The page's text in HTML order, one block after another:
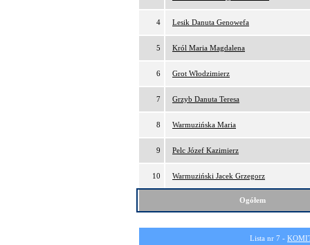
4 Lesik Danuta Genowefa
5 Król Maria Magdalena
6 Grot Włodzimierz
7 Grzyb Danuta Teresa
8 Warmuzińska Maria
9 Pelc Józef Kazimierz
10 Warmuziński Jacek Grzegorz
Ogółem
Lista nr 7 -